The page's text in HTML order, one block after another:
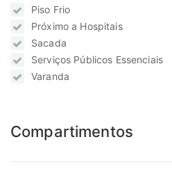
Piso Frio
Próximo a Hospitais
Sacada
Serviços Públicos Essenciais
Varanda
Compartimentos